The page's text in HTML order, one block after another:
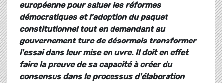
européenne pour saluer les réformes
démocratiques et l'adoption du paquet
constitutionnel tout en demandant au
gouvernement turc de désormais transformer
l'essai dans leur mise en uvre. Il doit en effet
faire la preuve de sa capacité à créer du
consensus dans le processus d'élaboration